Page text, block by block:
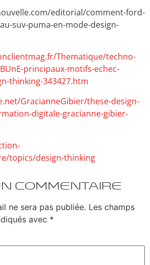
editorial/comment-ford-
suv-puma-en-mode-design-
Thematique/techno-
principaux-motifs-echec-
thinking-343427.htm
GracianneGibier/these-design-
digitale-gracianne-gibier-
topics/design-thinking
commentaire
ne sera pas publiée. Les champs
avec *